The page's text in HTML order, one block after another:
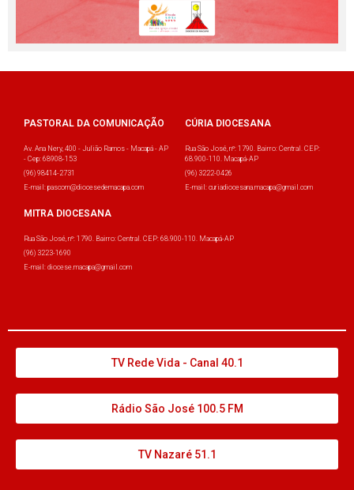
PASTORAL DA COMUNICAÇÃO
Av. Ana Nery, 400 - Julião Ramos - Macapá - AP
- Cep: 68908-153
(96) 98414-2731
E-mail: pascom@diocesedemacapa.com
CÚRIA DIOCESANA
Rua São José, nº: 1790. Bairro: Central. CEP:
68.900-110. Macapá-AP
(96) 3222-0426
E-mail: curiadiocesana.macapa@gmail.com
MITRA DIOCESANA
Rua São José, nº: 1790. Bairro: Central. CEP: 68.900-110. Macapá-AP
(96) 3223-1690
E-mail: diocese.macapa@gmail.com
TV Rede Vida - Canal 40.1
Rádio São José 100.5 FM
TV Nazaré 51.1